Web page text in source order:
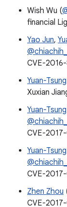
Wish Wu (
financial
Yao Jun,
CVE-
Yuan-
Xuxian
Yuan-
CVE-
Yuan-
CVE-
Zhen Zhou
CVE-